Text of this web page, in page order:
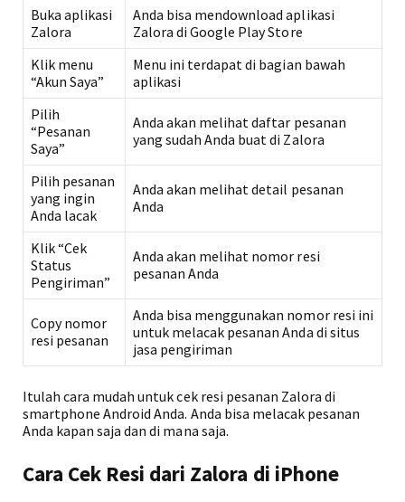
Buka aplikasi
Zalora
Anda bisa mendownload aplikasi
Zalora di Google Play Store
Klik menu
“Akun Saya”
Menu ini terdapat di bagian bawah
aplikasi
Pilih
“Pesanan
Saya”
Anda akan melihat daftar pesanan
yang sudah Anda buat di Zalora
Pilih pesanan
yang ingin
Anda lacak
Anda akan melihat detail pesanan
Anda
Klik “Cek
Status
Pengiriman”
Anda akan melihat nomor resi
pesanan Anda
Copy nomor
resi pesanan
Anda bisa menggunakan nomor resi ini
untuk melacak pesanan Anda di situs
jasa pengiriman
Itulah cara mudah untuk cek resi pesanan Zalora di
smartphone Android Anda. Anda bisa melacak pesanan
Anda kapan saja dan di mana saja.
Cara Cek Resi dari Zalora di iPhone